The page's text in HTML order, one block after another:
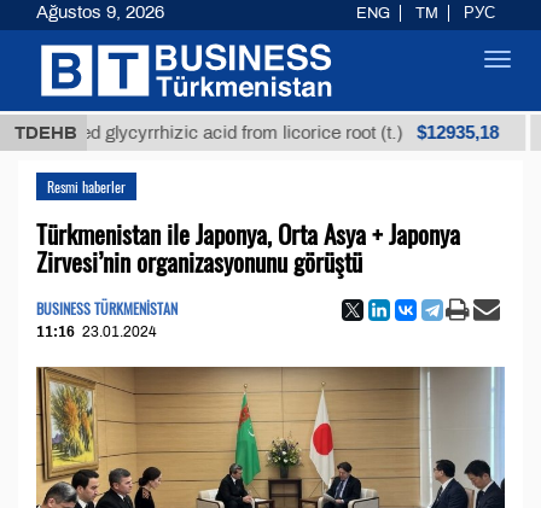
TDEHBglycyrrhizic acid from licorice root (t.) $12935,18
Resmi haberler
Türkmenistan ile Japonya, Orta Asya + Japonya
Zirvesi’nin organizasyonunu görüştü
BUSINESS TÜRKMENİSTAN
11:16 23.01.2024
Ağustos 9, 2026 ENG TM РУС